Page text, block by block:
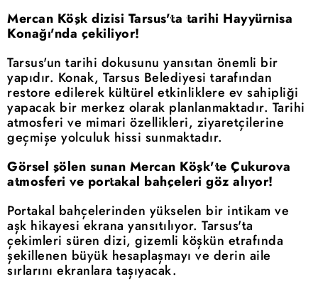
Mercan Köşk dizisi Tarsus'ta tarihi Hayyürnisa
Konağı'nda çekiliyor!
Tarsus'un tarihi dokusunu yansıtan önemli bir
yapıdır. Konak, Tarsus Belediyesi tarafından
restore edilerek kültürel etkinliklere ev sahipliği
yapacak bir merkez olarak planlanmaktadır. Tarihi
atmosferi ve mimari özellikleri, ziyaretçilerine
geçmişe yolculuk hissi sunmaktadır.
Görsel şölen sunan Mercan Köşk'te Çukurova
atmosferi ve portakal bahçeleri göz alıyor!
Portakal bahçelerinden yükselen bir intikam ve
aşk hikayesi ekrana yansıtılıyor. Tarsus'ta
çekimleri süren dizi, gizemli köşkün etrafında
şekillenen büyük hesaplaşmayı ve derin aile
sırlarını ekranlara taşıyacak.